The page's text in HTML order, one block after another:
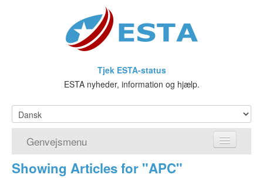
Tjek ESTA-status
ESTA nyheder, information og hjælp.
Genvejsmenu
Hjem
Showing Articles for "APC"